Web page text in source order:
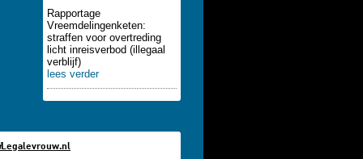
Rapportage
Vreemdelingenketen:
straffen voor overtreding
licht inreisverbod (illegaal
verblijf)
lees verder
iLegalevrouw.nl